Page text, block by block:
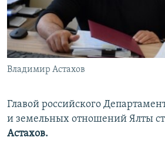
ПОБЕДИТЕЛЕЙ НЕ СУДЯТ?
КРЫМ.НЕПОКОРЕННЫЙ
ELIFBE
УКРАИНСКАЯ ПРОБЛЕМА КРЫМА
ПРИСОЕДИНЯЙТЕСЬ!
Владимир Астахов
Главой российского
и земельных отношений Ялты
Астахов.